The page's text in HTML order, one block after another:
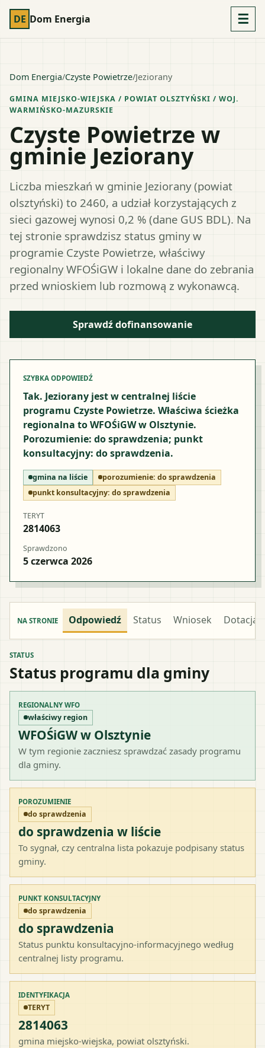
DE Dom Energia ☰
Dom Energia/Czyste Powietrze/Jeziorany
GMINA MIEJSKO-WIEJSKA / POWIAT OLSZTYŃSKI / WOJ.
WARMIŃSKO-MAZURSKIE
Czyste Powietrze w
gminie Jeziorany
Liczba mieszkań w gminie Jeziorany (powiat
olsztyński) to 2460, a udział korzystających z
sieci gazowej wynosi 0,2 % (dane GUS BDL). Na
tej stronie sprawdzisz status gminy w
programie Czyste Powietrze, właściwy
regionalny WFOŚiGW i lokalne dane do zebrania
przed wnioskiem lub rozmową z wykonawcą.
Sprawdź dofinansowanie
SZYBKA ODPOWIEDŹ
Tak. Jeziorany jest w centralnej liście
programu Czyste Powietrze. Właściwa ścieżka
regionalna to WFOŚiGW w Olsztynie.
Porozumienie: do sprawdzenia; punkt
konsultacyjny: do sprawdzenia.
gmina na liście porozumienie: do sprawdzenia
punkt konsultacyjny: do sprawdzenia
TERYT
2814063
Sprawdzono
5 czerwca 2026
NA STRONIE Odpowiedź Status Wniosek Dotacja
STATUS
Status programu dla gminy
REGIONALNY WFO
właściwy region
WFOŚiGW w Olsztynie
W tym regionie zaczniesz sprawdzać zasady programu
dla gminy.
POROZUMIENIE
do sprawdzenia
do sprawdzenia w liście
To sygnał, czy centralna lista pokazuje podpisany status
gminy.
PUNKT KONSULTACYJNY
do sprawdzenia
do sprawdzenia
Status punktu konsultacyjno-informacyjnego według
centralnej listy programu.
IDENTYFIKACJA
TERYT
2814063
gmina miejsko-wiejska, powiat olsztyński.